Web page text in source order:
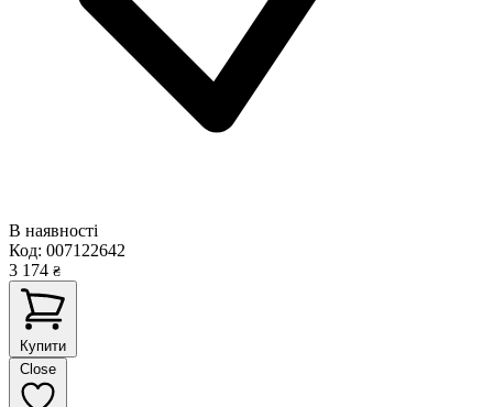
В наявності
Код: 007122642
3 174 ₴
Купити
Close